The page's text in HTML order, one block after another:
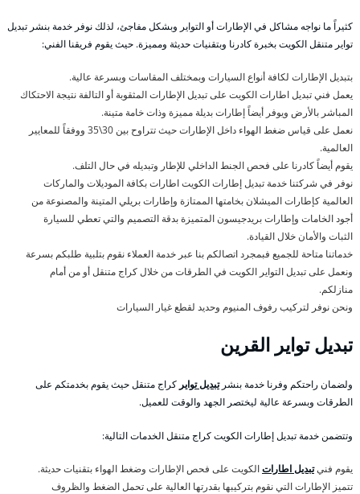
كثيراً ما نواجه مشاكل في الإطارات أو التواير وبشكل مفاجئ، لذلك نوفر خدمة بنشر تبديل
تواير متنقل الكويت بخبرة كادرنا وبتقنيات حديثة ومميزة. حيث يقوم فريقنا الفني:
بتبديل الإطارات لكافة أنواع السيارات وبمختلف المقاسات وبسرعة عالية.
يعمل فني تبديل اطارات الكويت على تبديل الإطارات المثقوبة أو التالفة نتيجة الاحتكاك
المباشر بالأرض ويوفر أيضاً إطارات بديلة مميزة وذات خامة متينة.
نعمل على قياس ضغط الهواء داخل الإطارات حيث تتراوح بين 30\35 ووفقاً للمعايير
العالمية.
يقوم أيضاً كادرنا على فحص الجنط الداخلي للإطار وتبديله في حال التلف.
نوفر في شركتنا خدمة تبديل إطارات الكويت اطارات بكافة الموديلات والماركات
العالمية كإطارات الميشلان بخامتها الممتازة وإطارات بريلي المتينة والمصنوعة من
أجود الخامات وإطارات بريدجيسون المتميزة بدقة التصميم والتي تعطي للسيارة
الثبات والأمان خلال القيادة.
خدماتنا متاحة للجميع فبمجرد اتصالكم بنا عبر خدمة العملاء نقوم بتلبية طلبكم بسرعة
ونعمل على تبديل التواير الكويت في الطرقات من خلال كراج متنقل أو من أمام
منازلكم.
ونحن نوفر لتركيب رفوف المنيوم وحديد لقطع غيار السيارات
تبديل تواير القرين
ولضمان راحتكم وفرنا خدمة بنشرتبديل تواير كراج متنقل حيث يقوم بخدمتكم على
الطرقات وبسرعة عالية ليختصر الجهد والوقت للعميل.
وتتضمن خدمة تبديل إطارات الكويت كراج متنقل الخدمات التالية:
يقوم فنيتبديل اطاراتالكويت على فحص الإطارات وضغط الهواء بتقنيات حديثة.
تتميز الإطارات التي نقوم بتركيبها بقدرتها العالية على تحمل الضغط والظروف